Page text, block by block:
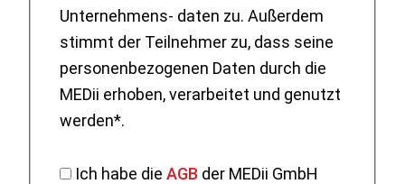
Unternehmens- daten zu. Außerdem
stimmt der Teilnehmer zu, dass seine
personenbezogenen Daten durch die
MEDii erhoben, verarbeitet und genutzt
werden*.
Ich habe die AGB der MEDii GmbH